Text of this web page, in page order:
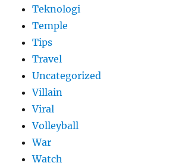
Teknologi
Temple
Tips
Travel
Uncategorized
Villain
Viral
Volleyball
War
Watch